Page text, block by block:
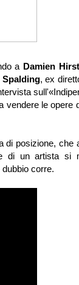
a Damien Hirst
Spalding, ex
vendere le opere
di posizione, che
di un artista si
corre.